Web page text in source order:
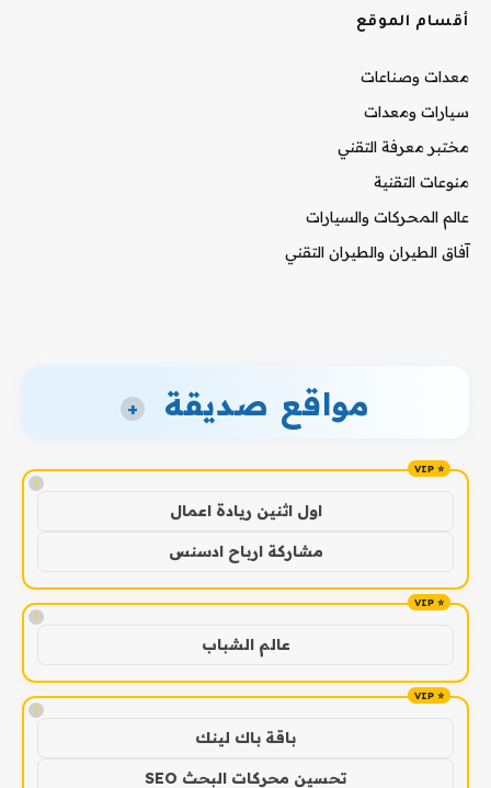
أقسام الموقع
معدات وصناعات
سيارات ومعدات
مختبر معرفة التقني
منوعات التقنية
عالم المحركات والسيارات
آفاق الطيران والطيران التقني
مواقع صديقة +
!
اول اثنين ريادة اعمال
مشاركة ارباح ادسنس
!
عالم الشباب
!
باقة باك لينك
تحسين محركات البحث SEO